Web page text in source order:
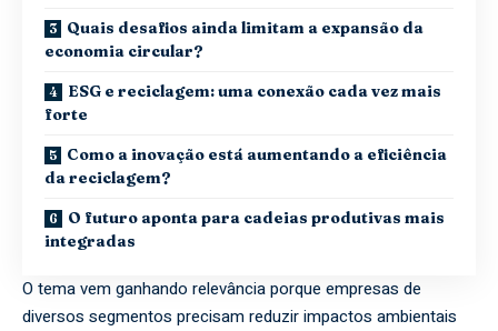
Quais desafios ainda limitam a expansão da
economia circular?
ESG e reciclagem: uma conexão cada vez mais
forte
Como a inovação está aumentando a eficiência
da reciclagem?
O futuro aponta para cadeias produtivas mais
integradas
O tema vem ganhando relevância porque empresas de
diversos segmentos precisam reduzir impactos ambientais